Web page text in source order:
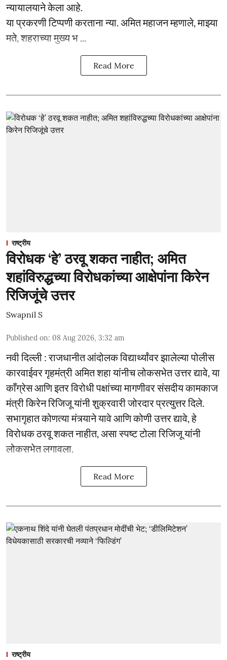
न्यायालयाने केला आहे.
या प्रकरणी टिप्पणी करताना न्या. अमित महाजन म्हणाले, माझ्या
मते, शहराच्या मुख्य भ ...
Read More
राष्ट्रीय
विरोधक ‘हे’ ठरवू शकत नाहीत; अमित
शहांविरुद्धच्या विरोधकांच्या आक्षेपांना किरेन
रिजिजूंचे उत्तर
Swapnil S
Published on: 08 Aug 2026, 3:32 am
नवी दिल्ली : राजधानीत आंदोलक विद्यार्थ्यांवर झालेल्या पोलीस
कारवाईवर गृहमंत्री अमित शहा यांनीच लोकसभेत उत्तर द्यावे, या
काँग्रेस आणि इतर विरोधी पक्षांच्या मागणीवर संसदीय कामकाज
मंत्री किरेन रिजिजू यांनी शुक्रवारी जोरदार प्रत्युत्तर दिले.
सभागृहात कोणत्या मंत्र्याने यावे आणि कोणी उत्तर द्यावे, हे
विरोधक ठरवू शकत नाहीत, असा स्पष्ट टोला रिजिजू यांनी
लोकसभेत लगावला.
Read More
राष्ट्रीय